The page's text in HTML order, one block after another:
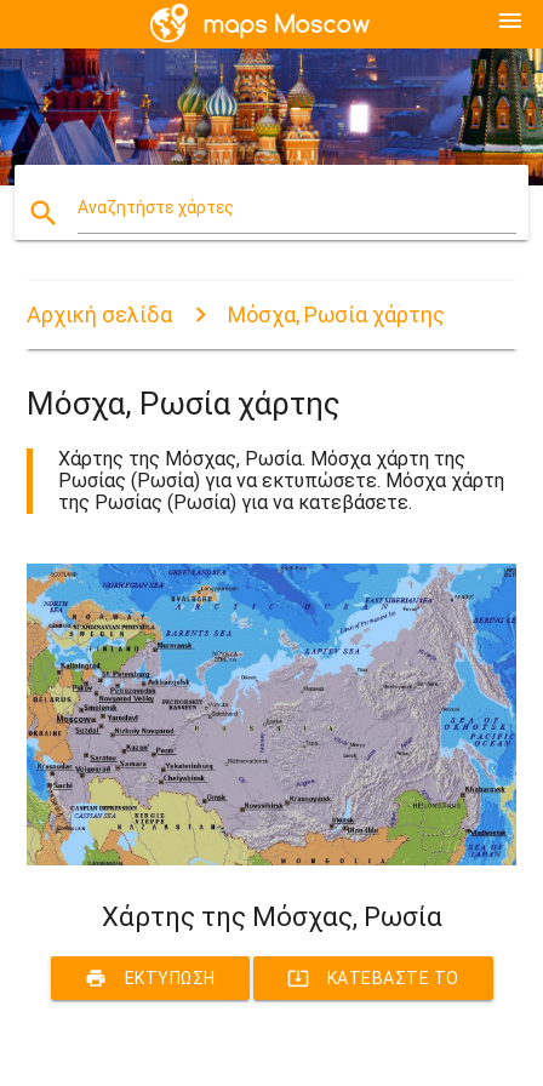
menu
search Αναζητήστε χάρτες
Αρχική σελίδα Μόσχα, Ρωσία χάρτης
Μόσχα, Ρωσία χάρτης
Χάρτης της Μόσχας, Ρωσία. Μόσχα χάρτη της
Ρωσίας (Ρωσία) για να εκτυπώσετε. Μόσχα χάρτη
της Ρωσίας (Ρωσία) για να κατεβάσετε.
Χάρτης της Μόσχας, Ρωσία
print ΕΚΤΎΠΩΣΗ system_update_alt ΚΑΤΕΒΆΣΤΕ ΤΟ